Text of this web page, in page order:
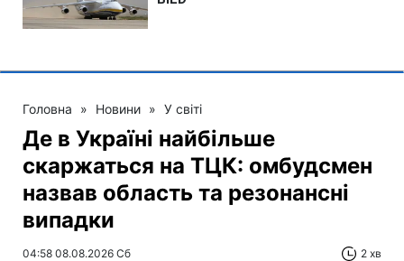
Головна » Новини » У світі
Де в Україні найбільше
скаржаться на ТЦК: омбудсмен
назвав область та резонансні
випадки
04:58 08.08.2026 Сб 2 хв